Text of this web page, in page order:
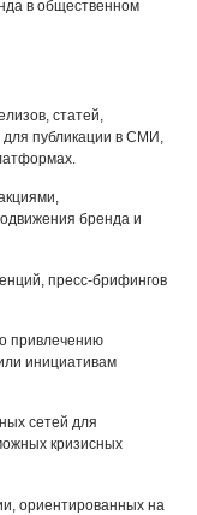
в общественном
статей,
для публикации в СМИ,
бренда и
пресс-брифингов
привлечению
инициативам
сетей для
кризисных
ориентированных на